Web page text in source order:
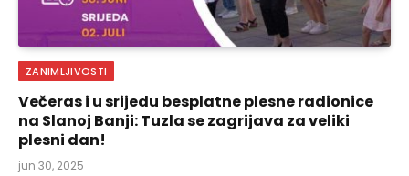
ZANIMLJIVOSTI
Večeras i u srijedu besplatne plesne radionice
na Slanoj Banji: Tuzla se zagrijava za veliki
plesni dan!
jun 30, 2025